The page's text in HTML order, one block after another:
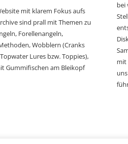
mit klarem Fokus aufs
sind prall mit Themen zu
Forellenangeln,
Wobblern (Cranks
Lures bzw. Toppies),
Gummifischen am Bleikopf
bei
mit